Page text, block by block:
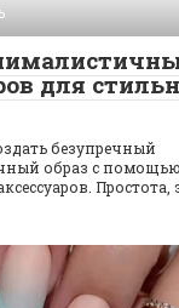
для
безупречный
образ с помощью
Простота,